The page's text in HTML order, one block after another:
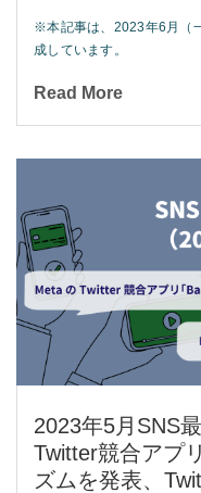
※本記事は、2023年6月（
成しています。
Read More
2023年5月SNS
Twitter競合アプ
ズムを発表、